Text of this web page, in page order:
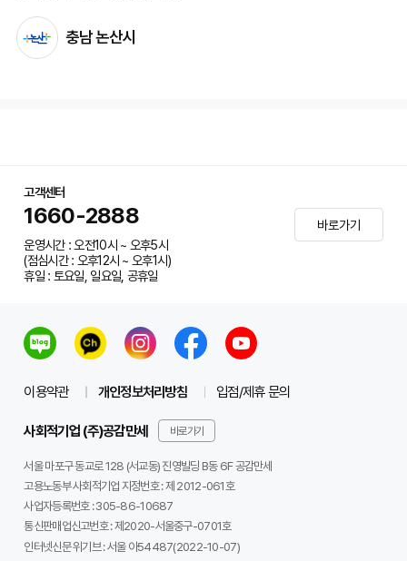
충남 논산시
고객센터
1660-2888
운영시간 : 오전10시 ~ 오후5시
(점심시간 : 오후12시 ~ 오후1시)
휴일 : 토요일, 일요일, 공휴일
바로가기
이용약관 개인정보처리방침 입점/제휴 문의
사회적기업 (주)공감만세 바로가기
서울 마포구 동교로 128 (서교동) 진영빌딩 B동 6F 공감만세
고용노동부 사회적기업 지정번호 : 제 2012-061호
사업자등록번호 :305-86-10687
통신판매업신고번호 :제2020-서울중구-0701호
인터넷신문 위기브 :서울 아54487(2022-10-07)